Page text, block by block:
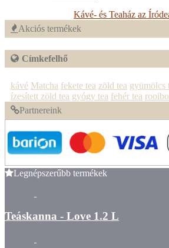
Kávé- és Teaház az
Akciós termékek
Címkefelhő
kávé Matcha fekete tea zöld tea gyümölcs
ízesített zöld tea gyógy tea fehér tea
Partnereink
Legnépszerűbb termékek
Teáskanna - Love 1.2 L